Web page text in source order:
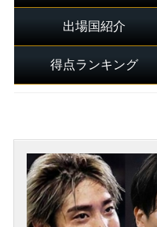
出場国紹介
得点ランキング